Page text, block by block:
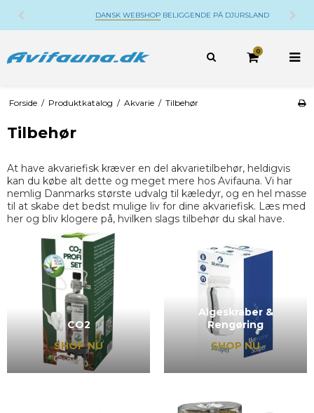
DANSK WEBSHOPBELIGGENDE PÅ DJURSLAND
0
Forside / Produktkatalog / Akvarie / Tilbehør
Tilbehør
At have akvariefisk kræver en del akvarietilbehør, heldigvis
kan du købe alt dette og meget mere hos Avifauna. Vi har
nemlig Danmarks største udvalg til kæledyr, og en hel masse
til at skabe det bedst mulige liv for dine akvariefisk. Læs med
her og bliv klogere på, hvilken slags tilbehør du skal have.
CO2
SHOP NU
Algeskraber &
Rengøring
SHOP NU